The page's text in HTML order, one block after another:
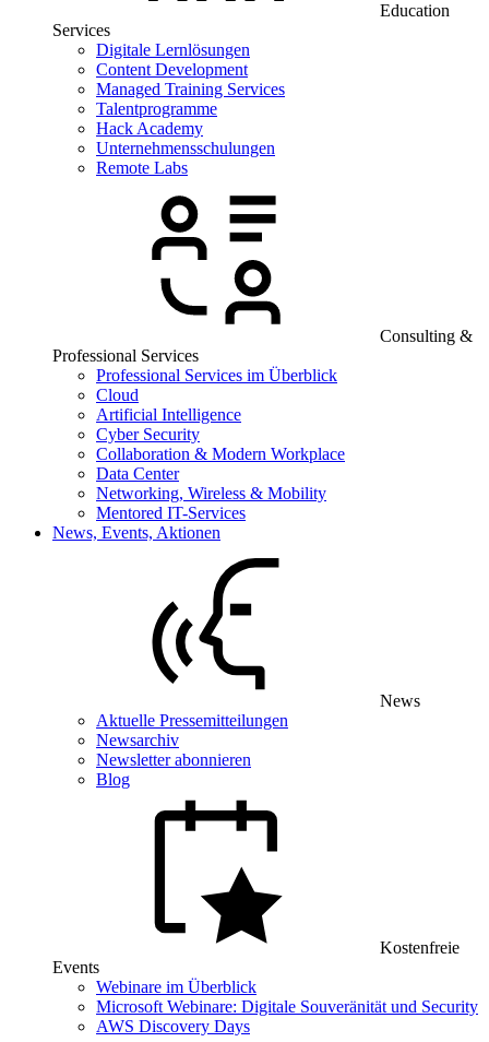
Education
Services
Digitale Lernlösungen
Content Development
Managed Training Services
Talentprogramme
Hack Academy
Unternehmensschulungen
Remote Labs
Consulting &
Professional Services
Professional Services im Überblick
Cloud
Artificial Intelligence
Cyber Security
Collaboration & Modern Workplace
Data Center
Networking, Wireless & Mobility
Mentored IT-Services
News, Events, Aktionen
News
Aktuelle Pressemitteilungen
Newsarchiv
Newsletter abonnieren
Blog
Kostenfreie
Events
Webinare im Überblick
Microsoft Webinare: Digitale Souveränität und Security
AWS Discovery Days